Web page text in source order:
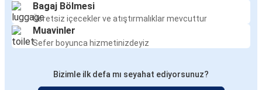
Bagaj Bölmesi
Ücretsiz içecekler ve atıştırmalıklar mevcuttur
Muavinler
Sefer boyunca hizmetinizdeyiz
Bizimle ilk defa mı seyahat ediyorsunuz?